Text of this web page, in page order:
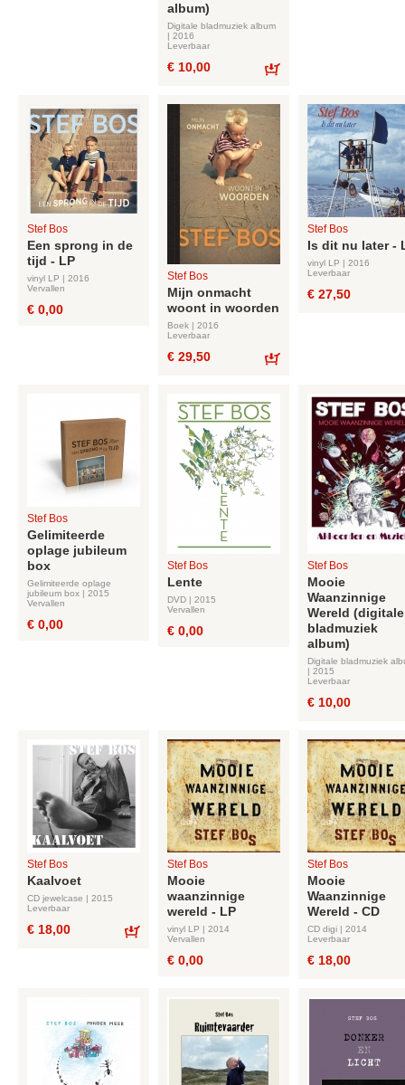
album)
Digitale bladmuziek album
| 2016
Leverbaar
€ 10,00
Stef Bos
Een sprong in de
tijd - LP
vinyl LP | 2016
Vervallen
€ 0,00
Stef Bos
Mijn onmacht
woont in woorden
Boek | 2016
Leverbaar
€ 29,50
Stef Bos
Is dit nu later -
vinyl LP | 2016
Leverbaar
€ 27,50
Stef Bos
Gelimiteerde
oplage jubileum
box
Gelimiteerde oplage
jubileum box | 2015
Vervallen
€ 0,00
Stef Bos
Lente
DVD | 2015
Vervallen
€ 0,00
Stef Bos
Mooie
Waanzinnige
Wereld (digitale
bladmuziek
album)
Digitale bladmuziek
| 2015
Leverbaar
€ 10,00
Stef Bos
Kaalvoet
CD jewelcase | 2015
Leverbaar
€ 18,00
Stef Bos
Mooie
waanzinnige
wereld - LP
vinyl LP | 2014
Vervallen
€ 0,00
Stef Bos
Mooie
Waanzinnige
Wereld - CD
CD digi | 2014
Leverbaar
€ 18,00